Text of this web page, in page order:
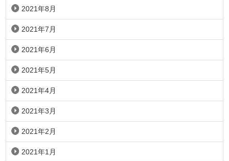
2021年8月
2021年7月
2021年6月
2021年5月
2021年4月
2021年3月
2021年2月
2021年1月